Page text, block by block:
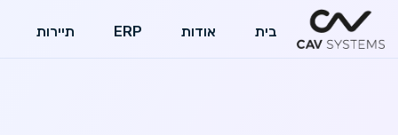
בית אודות ERP תיירות